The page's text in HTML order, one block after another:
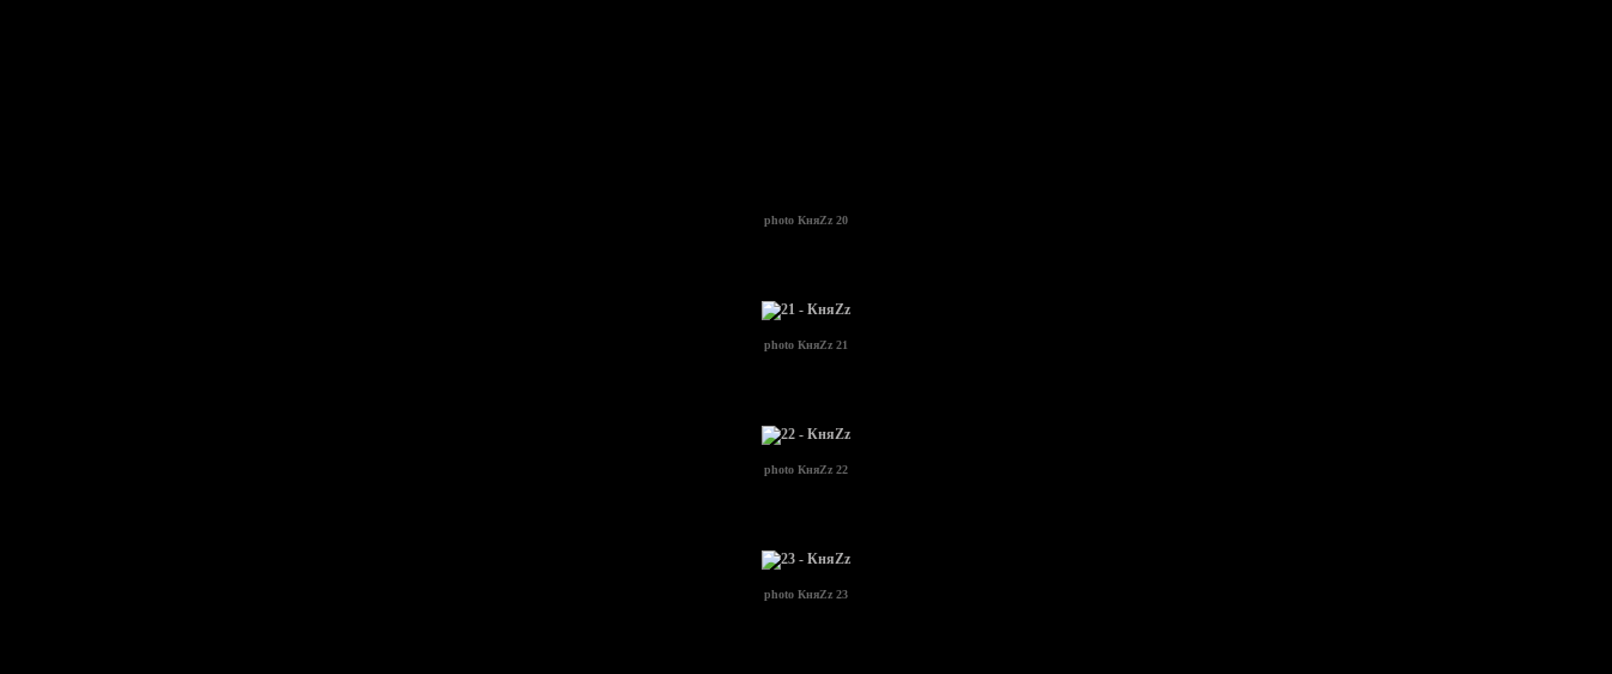
photo КняZz 20
photo КняZz 21
photo КняZz 22
photo КняZz 23